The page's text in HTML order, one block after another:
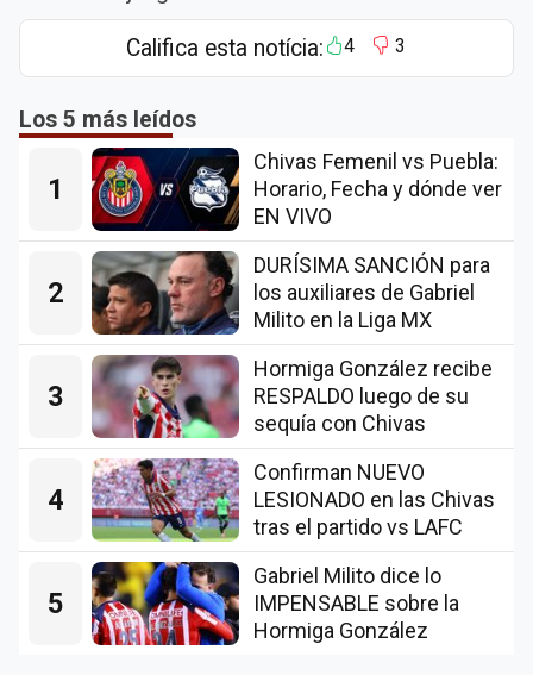
Califica esta notícia: 4 3
Los 5 más leídos
1
Chivas Femenil vs Puebla:
Horario, Fecha y dónde ver
EN VIVO
2
DURÍSIMA SANCIÓN para
los auxiliares de Gabriel
Milito en la Liga MX
3
Hormiga González recibe
RESPALDO luego de su
sequía con Chivas
4
Confirman NUEVO
LESIONADO en las Chivas
tras el partido vs LAFC
5
Gabriel Milito dice lo
IMPENSABLE sobre la
Hormiga González